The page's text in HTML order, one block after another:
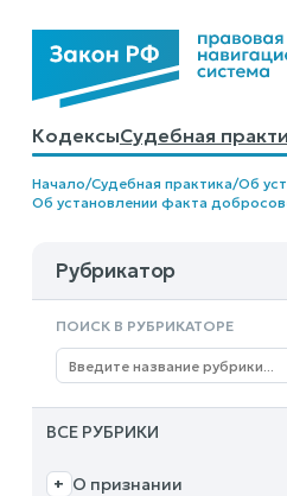
КодексыСудебная
Калькуляторы
Начало/Судебная практика/Об
Об установлении факта
Рубрикатор
ПОИСК В РУБРИКАТОРЕ
ВСЕ РУБРИКИ
+ О признании